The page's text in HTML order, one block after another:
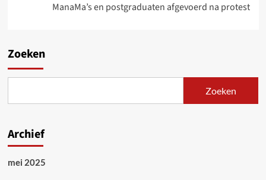
ManaMa’s en postgraduaten afgevoerd na protest
Zoeken
Zoeken
Archief
mei 2025